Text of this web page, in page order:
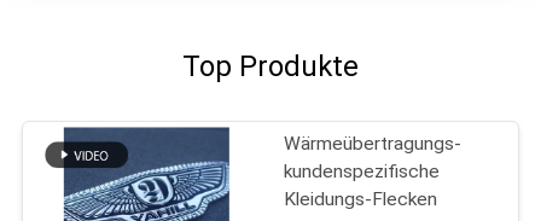
Top Produkte
Wärmeübertragungs-
kundenspezifische
Kleidungs-Flecken